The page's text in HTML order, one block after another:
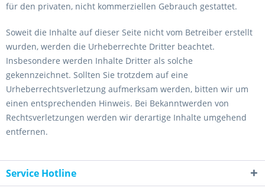
für den privaten, nicht kommerziellen Gebrauch gestattet.
Soweit die Inhalte auf dieser Seite nicht vom Betreiber erstellt
wurden, werden die Urheberrechte Dritter beachtet.
Insbesondere werden Inhalte Dritter als solche
gekennzeichnet. Sollten Sie trotzdem auf eine
Urheberrechtsverletzung aufmerksam werden, bitten wir um
einen entsprechenden Hinweis. Bei Bekanntwerden von
Rechtsverletzungen werden wir derartige Inhalte umgehend
entfernen.
Service Hotline